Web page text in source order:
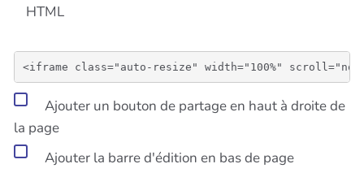
HTML
Ajouter un bouton de partage en haut à droite de
la page
Ajouter la barre d'édition en bas de page